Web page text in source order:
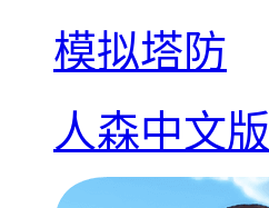
模拟塔防
人森中文版